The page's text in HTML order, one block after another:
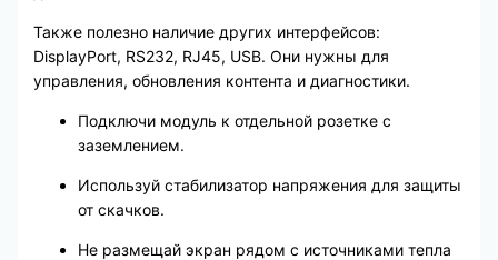
Также полезно наличие других интерфейсов:
DisplayPort, RS232, RJ45, USB. Они нужны для
управления, обновления контента и диагностики.
Подключи модуль к отдельной розетке с
заземлением.
Используй стабилизатор напряжения для защиты
от скачков.
Не размещай экран рядом с источниками тепла